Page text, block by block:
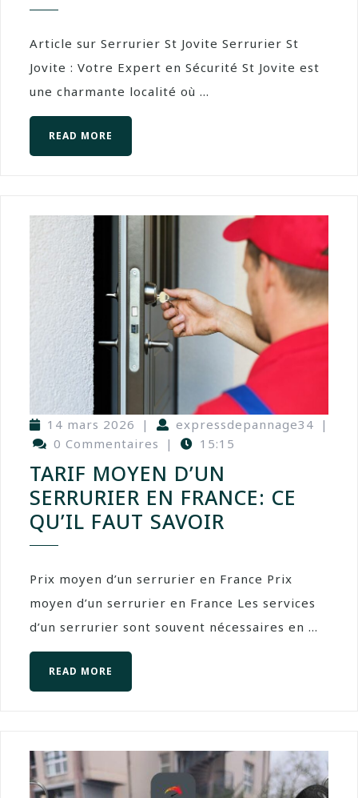
Article sur Serrurier St Jovite Serrurier St
Jovite : Votre Expert en Sécurité St Jovite est
une charmante localité où ...
READ MORE
14 mars 2026 | expressdepannage34 |
0 Commentaires
| 15:15
TARIF MOYEN D’UN
SERRURIER EN FRANCE: CE
QU’IL FAUT SAVOIR
Prix moyen d’un serrurier en France Prix
moyen d’un serrurier en France Les services
d’un serrurier sont souvent nécessaires en ...
READ MORE